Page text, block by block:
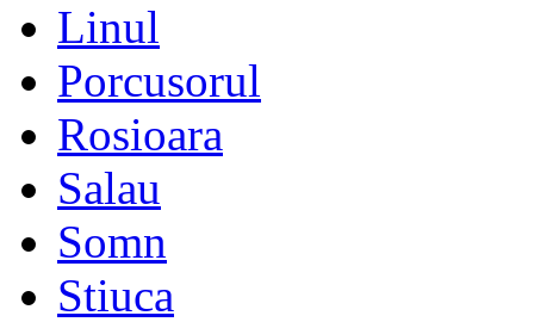
Linul
Porcusorul
Rosioara
Salau
Somn
Stiuca